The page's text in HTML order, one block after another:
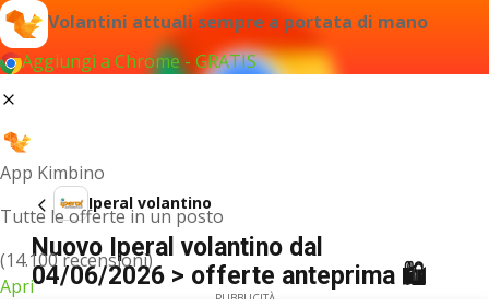
Volantini attuali sempre a portata di mano
Aggiungi a Chrome - GRATIS
App Kimbino
Tutte le offerte in un posto
(14.100 recensioni)
Apri
Iperal volantino
Nuovo Iperal volantino dal
04/06/2026 > offerte anteprima 🛍️
PUBBLICITÀ